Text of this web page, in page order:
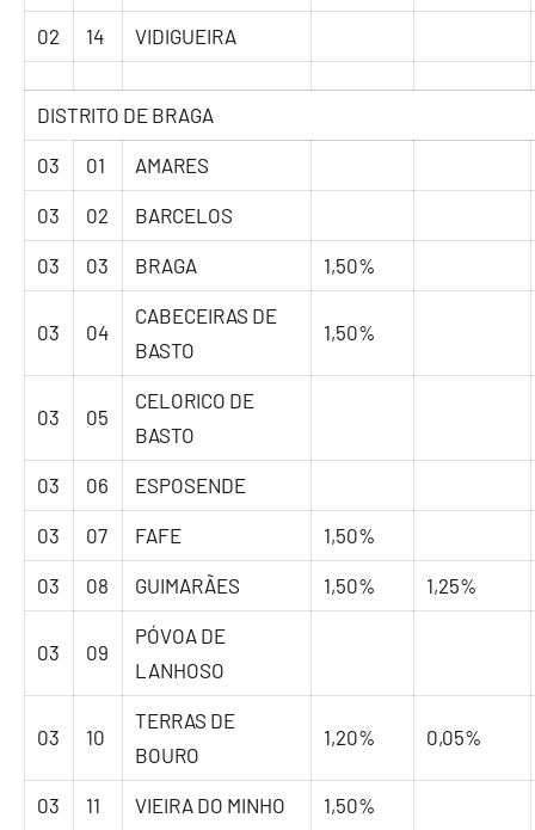
02 14 VIDIGUEIRA
DISTRITO DE BRAGA
03 01 AMARES
03 02 BARCELOS
03 03 BRAGA 1,50%
03 04
CABECEIRAS DE
BASTO
1,50%
03 05
CELORICO DE
BASTO
03 06 ESPOSENDE
03 07 FAFE 1,50%
03 08 GUIMARÃES 1,50% 1,25%
03 09
PÓVOA DE
LANHOSO
03 10
TERRAS DE
BOURO
1,20% 0,05%
03 11 VIEIRA DO MINHO 1,50%